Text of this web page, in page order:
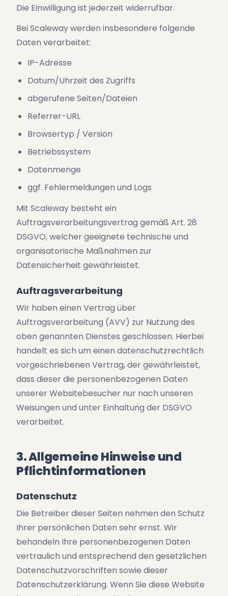
Die Einwilligung ist jederzeit widerrufbar.
Bei Scaleway werden insbesondere folgende
Daten verarbeitet:
IP-Adresse
Datum/Uhrzeit des Zugriffs
abgerufene Seiten/Dateien
Referrer-URL
Browsertyp / Version
Betriebssystem
Datenmenge
ggf. Fehlermeldungen und Logs
Mit Scaleway besteht ein
Auftragsverarbeitungsvertrag gemäß Art. 28
DSGVO, welcher geeignete technische und
organisatorische Maßnahmen zur
Datensicherheit gewährleistet.
Auftragsverarbeitung
Wir haben einen Vertrag über
Auftragsverarbeitung (AVV) zur Nutzung des
oben genannten Dienstes geschlossen. Hierbei
handelt es sich um einen datenschutzrechtlich
vorgeschriebenen Vertrag, der gewährleistet,
dass dieser die personenbezogenen Daten
unserer Websitebesucher nur nach unseren
Weisungen und unter Einhaltung der DSGVO
verarbeitet.
3. Allgemeine Hinweise und
Pflichtinformationen
Datenschutz
Die Betreiber dieser Seiten nehmen den Schutz
Ihrer persönlichen Daten sehr ernst. Wir
behandeln Ihre personenbezogenen Daten
vertraulich und entsprechend den gesetzlichen
Datenschutzvorschriften sowie dieser
Datenschutzerklärung. Wenn Sie diese Website